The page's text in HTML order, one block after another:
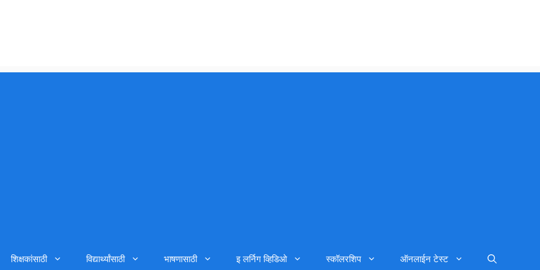
शिक्षकांसाठी विद्यार्थ्यांसाठी भाषणासाठी इ लर्निग व्हिडिओ स्कॉलरशिप ऑनलाईन टेस्ट